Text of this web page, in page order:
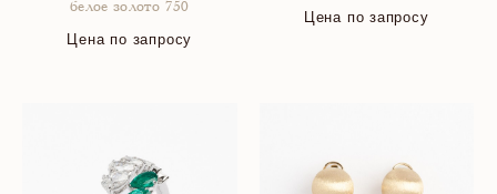
белое золото 750
Цена по запросу
Цена по запросу